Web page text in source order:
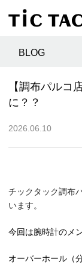
BLOG
【調布パルコ
に？？
2026.06.10
チックタック調布
います。
今回は腕時計のメ
オーバーホール（